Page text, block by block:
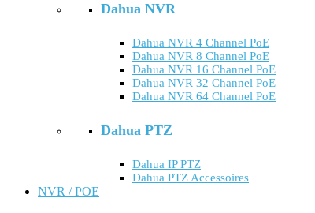
Dahua NVR
Dahua NVR 4 Channel PoE
Dahua NVR 8 Channel PoE
Dahua NVR 16 Channel PoE
Dahua NVR 32 Channel PoE
Dahua NVR 64 Channel PoE
Dahua PTZ
Dahua IP PTZ
Dahua PTZ Accessoires
NVR / POE